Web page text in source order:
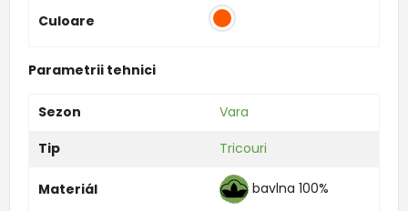
Culoare
Parametrii tehnici
Sezon
Vara
Tip
Tricouri
Materiál bavlna 100%